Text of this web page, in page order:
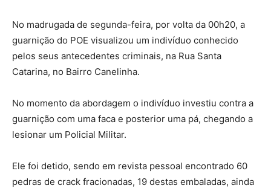
No madrugada de segunda-feira, por volta da 00h20, a
guarnição do POE visualizou um indivíduo conhecido
pelos seus antecedentes criminais, na Rua Santa
Catarina, no Bairro Canelinha.
No momento da abordagem o indivíduo investiu contra a
guarnição com uma faca e posterior uma pá, chegando a
lesionar um Policial Militar.
Ele foi detido, sendo em revista pessoal encontrado 60
pedras de crack fracionadas, 19 destas embaladas, ainda